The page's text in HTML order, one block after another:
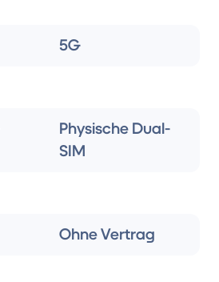
5G
Physische Dual-
SIM
Ohne Vertrag